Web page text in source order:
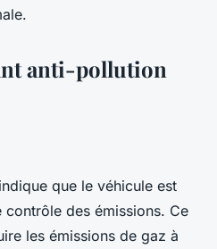
anti-pollution
que le véhicule est
des émissions. Ce
les émissions de gaz à